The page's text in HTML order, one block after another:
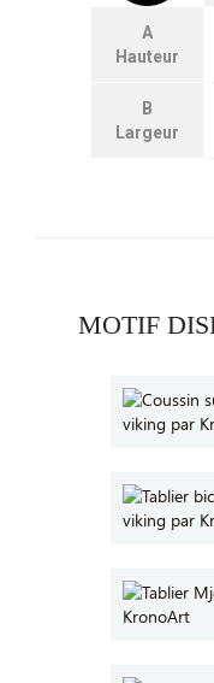
A
Hauteur
B
Largeur
MOTIF